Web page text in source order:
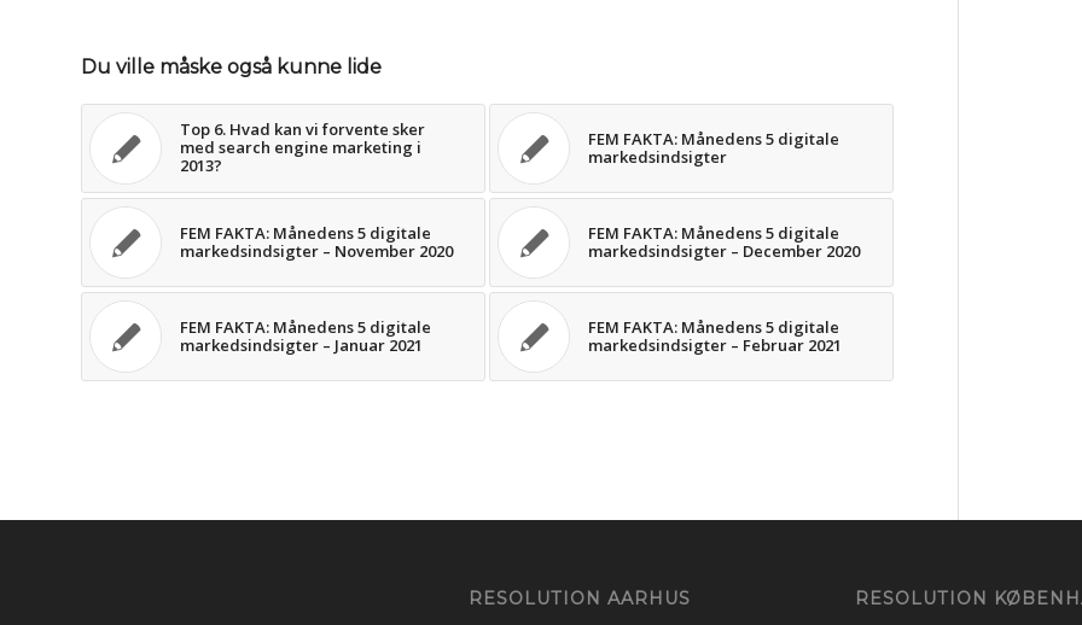
Du ville måske også kunne lide
Top 6. Hvad kan vi forvente sker
med search engine marketing i
2013?
FEM FAKTA: Månedens 5 digitale
markedsindsigter
FEM FAKTA: Månedens 5 digitale
markedsindsigter – November 2020
FEM FAKTA: Månedens 5 digitale
markedsindsigter – December 2020
FEM FAKTA: Månedens 5 digitale
markedsindsigter – Januar 2021
FEM FAKTA: Månedens 5 digitale
markedsindsigter – Februar 2021
RESOLUTION AARHUS
RESOLUTION